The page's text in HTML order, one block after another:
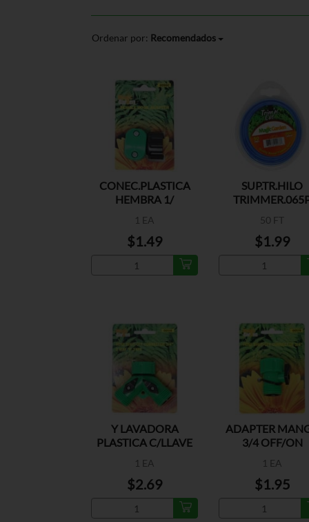
Ordenar por: Recomendados
CONEC.PLASTICA
HEMBRA 1/
1 EA
$1.49
SUP.TR.HILO
50 FT
$1.99
Y LAVADORA
PLASTICA C/LLAVE
1 EA
$2.69
ADAPTER
3/4 OFF/ON
1 EA
$1.95